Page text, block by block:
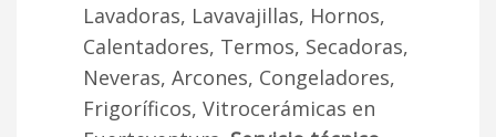
Lavadoras, Lavavajillas, Hornos,
Calentadores, Termos, Secadoras,
Neveras, Arcones, Congeladores,
Frigoríficos, Vitrocerámicas en